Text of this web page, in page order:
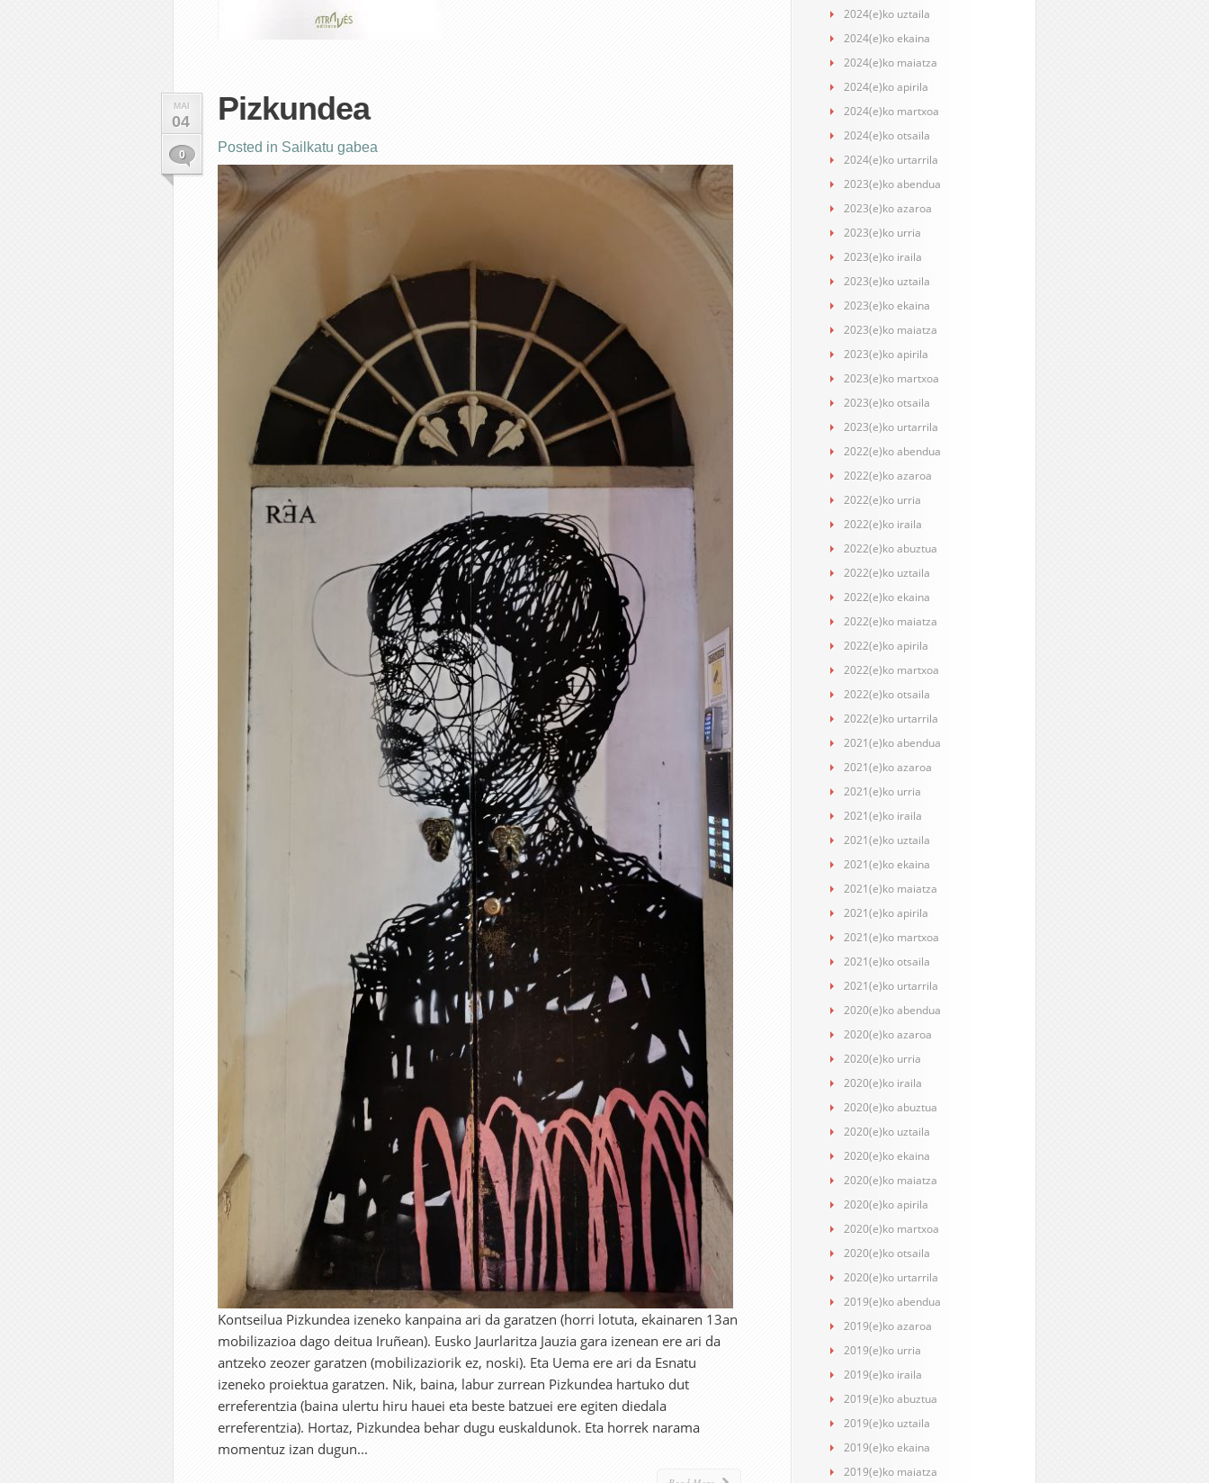
MAI
04
0
Pizkundea
Posted in Sailkatu gabea
Kontseilua Pizkundea izeneko kanpaina ari da garatzen (horri lotuta, ekainaren 13an
mobilizazioa dago deitua Iruñean). Eusko Jaurlaritza Jauzia gara izenean ere ari da
antzeko zeozer garatzen (mobilizaziorik ez, noski). Eta Uema ere ari da Esnatu
izeneko proiektua garatzen. Nik, baina, labur zurrean Pizkundea hartuko dut
erreferentzia (baina ulertu hiru hauei eta beste batzuei ere egiten diedala
erreferentzia). Hortaz, Pizkundea behar dugu euskaldunok. Eta horrek narama
momentuz izan dugun...
2024(e)ko uztaila
2024(e)ko ekaina
2024(e)ko maiatza
2024(e)ko apirila
2024(e)ko martxoa
2024(e)ko otsaila
2024(e)ko urtarrila
2023(e)ko abendua
2023(e)ko azaroa
2023(e)ko urria
2023(e)ko iraila
2023(e)ko uztaila
2023(e)ko ekaina
2023(e)ko maiatza
2023(e)ko apirila
2023(e)ko martxoa
2023(e)ko otsaila
2023(e)ko urtarrila
2022(e)ko abendua
2022(e)ko azaroa
2022(e)ko urria
2022(e)ko iraila
2022(e)ko abuztua
2022(e)ko uztaila
2022(e)ko ekaina
2022(e)ko maiatza
2022(e)ko apirila
2022(e)ko martxoa
2022(e)ko otsaila
2022(e)ko urtarrila
2021(e)ko abendua
2021(e)ko azaroa
2021(e)ko urria
2021(e)ko iraila
2021(e)ko uztaila
2021(e)ko ekaina
2021(e)ko maiatza
2021(e)ko apirila
2021(e)ko martxoa
2021(e)ko otsaila
2021(e)ko urtarrila
2020(e)ko abendua
2020(e)ko azaroa
2020(e)ko urria
2020(e)ko iraila
2020(e)ko abuztua
2020(e)ko uztaila
2020(e)ko ekaina
2020(e)ko maiatza
2020(e)ko apirila
2020(e)ko martxoa
2020(e)ko otsaila
2020(e)ko urtarrila
2019(e)ko abendua
2019(e)ko azaroa
2019(e)ko urria
2019(e)ko iraila
2019(e)ko abuztua
2019(e)ko uztaila
2019(e)ko ekaina
2019(e)ko maiatza